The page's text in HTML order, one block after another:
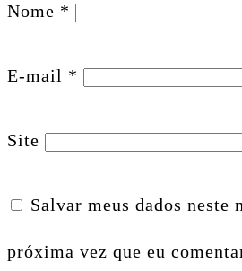
Nome *
E-mail *
Site
Salvar meus dados neste
próxima vez que eu